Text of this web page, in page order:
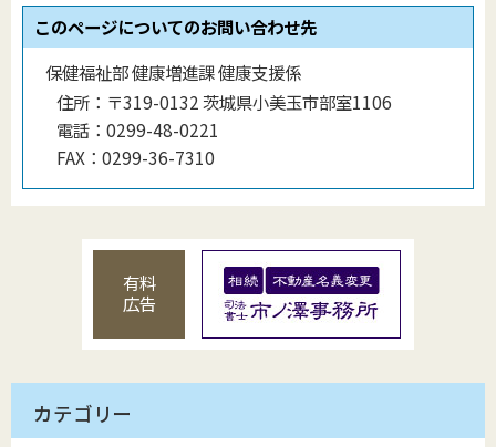
このページについてのお問い合わせ先
保健福祉部 健康増進課 健康支援係
住所： 〒319-0132 茨城県小美玉市部室1106
電話： 0299-48-0221
FAX： 0299-36-7310
有料
広告
カテゴリー